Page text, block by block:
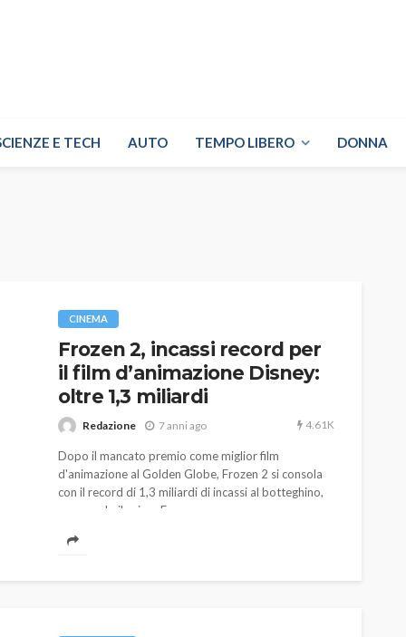
E TECH AUTO TEMPO LIBERO DONNA
CINEMA
Frozen 2, incassi record per
il film d’animazione Disney:
oltre 1,3 miliardi
Redazione 7 anni ago 4.61K
Dopo il mancato premio come miglior film
d'animazione al Golden Globe, Frozen 2 si consola
con il record di 1,3 miliardi di incassi al botteghino,
superando il primo Frozen.